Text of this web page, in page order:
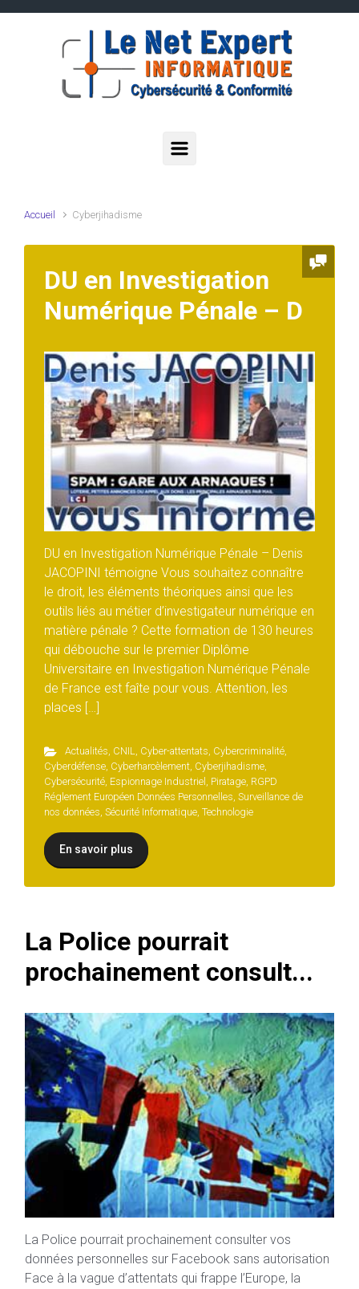
Accueil Cyberjihadisme
DU en Investigation
Numérique Pénale – D
DU en Investigation Numérique Pénale – Denis
JACOPINI témoigne Vous souhaitez connaître
le droit, les éléments théoriques ainsi que les
outils liés au métier d’investigateur numérique en
matière pénale ? Cette formation de 130 heures
qui débouche sur le premier Diplôme
Universitaire en Investigation Numérique Pénale
de France est faîte pour vous. Attention, les
places […]
Actualités, CNIL, Cyber-attentats, Cybercriminalité,
Cyberdéfense, Cyberharcèlement, Cyberjihadisme,
Cybersécurité, Espionnage Industriel , Piratage, RGPD
Réglement Européen Données Personnelles, Surveillance de
nos données, Sécurité Informatique, Technologie
En savoir plus
La Police pourrait
prochainement consult...
La Police pourrait prochainement consulter vos
données personnelles sur Facebook sans autorisation
Face à la vague d’attentats qui frappe l’Europe, la